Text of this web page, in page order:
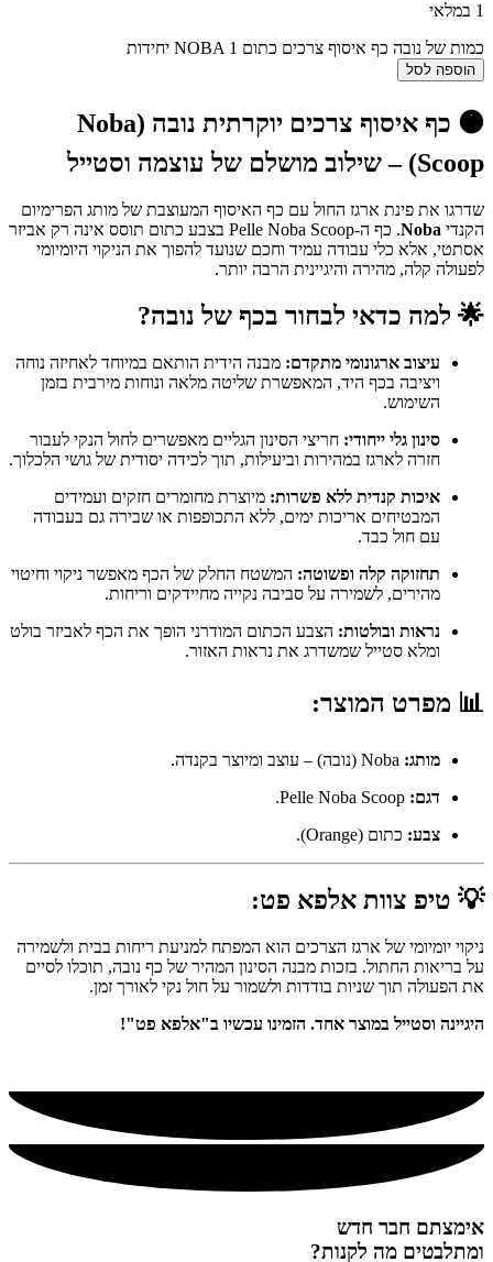
1 במלאי
כמות של נובה כף איסוף צרכים כתום NOBA 1 יחידות
הוספה לסל
🟠
כף איסוף צרכים יוקרתית נובה (Noba
Scoop) – שילוב מושלם של עוצמה וסטייל
שדרגו את פינת ארגז החול עם כף האיסוף המעוצבת של מותג הפרימיום
הקנדי Noba
. כף ה-Pelle Noba Scoop בצבע כתום תוסס אינה רק אביזר
אסתטי, אלא כלי עבודה עמיד וחכם שנועד להפוך את הניקוי היומיומי
לפעולה קלה, מהירה והיגיינית הרבה יותר.
🌟 למה כדאי לבחור בכף של נובה?
עיצוב ארגונומי מתקדם: מבנה הידית הותאם במיוחד לאחיזה נוחה
ויציבה בכף היד, המאפשרת שליטה מלאה ונוחות מירבית בזמן
השימוש.
סינון גלי ייחודי: חריצי הסינון הגליים מאפשרים לחול הנקי לעבור
חזרה לארגז במהירות וביעילות, תוך לכידה יסודית של גושי הלכלוך.
איכות קנדית ללא פשרות: מיוצרת מחומרים חזקים ועמידים
המבטיחים אריכות ימים, ללא התכופפות או שבירה גם בעבודה
עם חול כבד.
תחזוקה קלה ופשוטה: המשטח החלק של הכף מאפשר ניקוי וחיטוי
מהירים, לשמירה על סביבה נקייה מחיידקים וריחות.
נראות ובולטות: הצבע הכתום המודרני הופך את הכף לאביזר בולט
ומלא סטייל שמשדרג את נראות האזור.
📊 מפרט המוצר:
מותג:
דגם:
צבע: כתום (Orange).
💡 טיפ צוות אלפא פט:
ניקוי יומיומי של ארגז הצרכים הוא המפתח למניעת ריחות בבית ולשמירה
על בריאות החתול. בזכות מבנה הסינון המהיר של כף נובה, תוכלו לסיים
את הפעולה תוך שניות בודדות ולשמור על חול נקי לאורך זמן.
היגיינה וסטייל במוצר אחד. הזמינו עכשיו ב"אלפא פט"!
אימצתם חבר חדש
ומתלבטים מה לקנות?